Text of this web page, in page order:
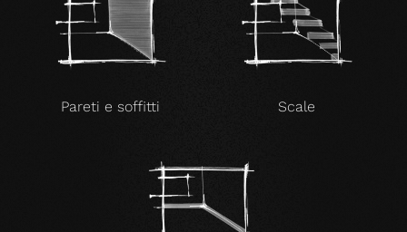
Pareti e soffitti Scale